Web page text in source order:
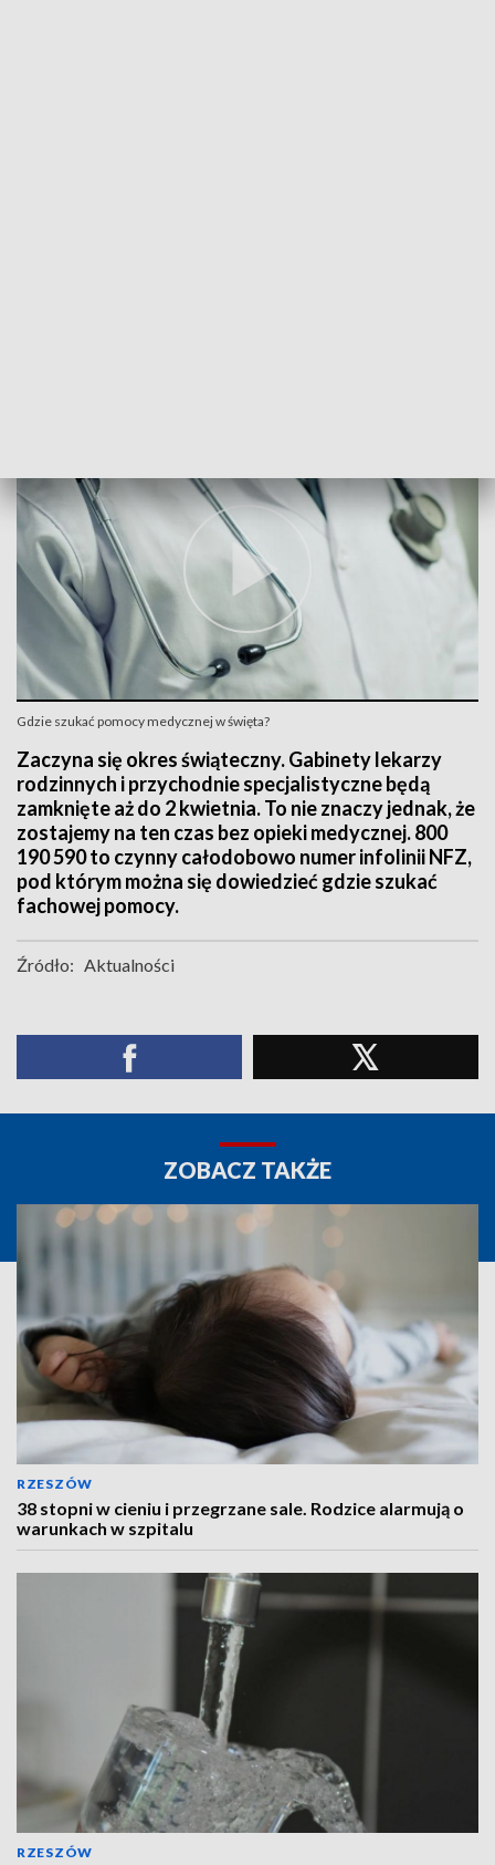
Gdzie szukać pomocy medycznej w święta?
Zaczyna się okres świąteczny. Gabinety lekarzy
rodzinnych i przychodnie specjalistyczne będą
zamknięte aż do 2 kwietnia. To nie znaczy jednak, że
zostajemy na ten czas bez opieki medycznej. 800
190 590 to czynny całodobowo numer infolinii NFZ,
pod którym można się dowiedzieć gdzie szukać
fachowej pomocy.
Źródło: Aktualności
ZOBACZ TAKŻE
RZESZÓW
38 stopni w cieniu i przegrzane sale. Rodzice alarmują o
warunkach w szpitalu
RZESZÓW